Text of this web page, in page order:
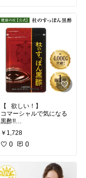
【⠀欲しい！】
コマーシャルで気になる
黒酢!!
夏バテ防止用に買いたい
なぁ。
￥1,728
0 0